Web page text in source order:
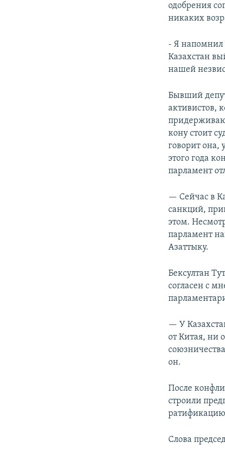
одобрения
никаких
- Я напомнил
Казахстан
нашей
Бывший
активистов,
кону стоит
говорит она,
этого года
парламент
— Сейчас в
санкций,
этом.
парламент
Азаттыку.
Бексултан
согласен с
— У
от Китая, ни
он.
После
строили
Слова